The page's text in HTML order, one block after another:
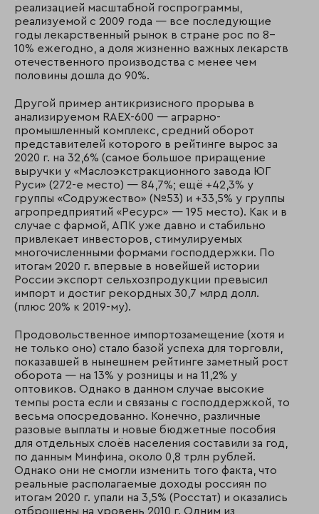
реализацией масштабной госпрограммы,
реализуемой с 2009 года — все последующие
годы лекарственный рынок в стране рос по 8–
10% ежегодно, а доля жизненно важных лекарств
отечественного производства с менее чем
половины дошла до 90%.
Другой пример антикризисного прорыва в
анализируемом RAEX-600 — аграрно-
промышленный комплекс, средний оборот
представителей которого в рейтинге вырос за
2020 г. на 32,6% (самое большое приращение
выручки у «Маслоэкстракционного завода ЮГ
Руси» (272-е место) — 84,7%; ещё +42,3% у
группы «Содружество» (№53) и +33,5% у группы
агропредприятий «Ресурс» — 195 место). Как и в
случае с фармой, АПК уже давно и стабильно
привлекает инвесторов, стимулируемых
многочисленными формами господдержки. По
итогам 2020 г. впервые в новейшей истории
России экспорт сельхозпродукции превысил
импорт и достиг рекордных 30,7 млрд долл.
(плюс 20% к 2019-му).
Продовольственное импортозамещение (хотя и
не только оно) стало базой успеха для торговли,
показавшей в нынешнем рейтинге заметный рост
оборота — на 13% у розницы и на 11,2% у
оптовиков. Однако в данном случае высокие
темпы роста если и связаны с господдержкой, то
весьма опосредованно. Конечно, различные
разовые выплаты и новые бюджетные пособия
для отдельных слоёв населения составили за год,
по данным Минфина, около 0,8 трлн рублей.
Однако они не смогли изменить того факта, что
реальные располагаемые доходы россиян по
итогам 2020 г. упали на 3,5% (Росстат) и оказались
отброшены на уровень 2010 г. Одним из